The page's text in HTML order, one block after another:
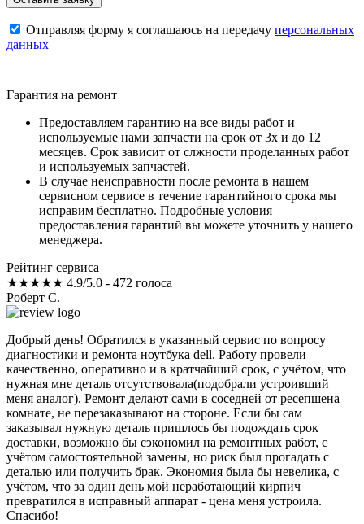
Отправляя форму я соглашаюсь на передачу персональных
данных
Гарантия на ремонт
Предоставляем гарантию на все виды работ и
используемые нами запчасти на срок от 3х и до 12
месяцев. Срок зависит от слжности проделанных работ
и используемых запчастей.
В случае неисправности после ремонта в нашем
сервисном сервисе в течение гарантийного срока мы
исправим бесплатно. Подробные условия
предоставления гарантий вы можете уточнить у нашего
менеджера.
Рейтинг сервиса
★★★★★ 4.9/5.0 - 472 голоса
Роберт С.
Добрый день! Обратился в указанный сервис по вопросу
диагностики и ремонта ноутбука dell. Работу провели
качественно, оперативно и в кратчайший срок, с учётом, что
нужная мне деталь отсутствовала(подобрали устроивший
меня аналог). Ремонт делают сами в соседней от ресепшена
комнате, не перезаказывают на стороне. Если бы сам
заказывал нужную деталь пришлось бы подождать срок
доставки, возможно бы сэкономил на ремонтных работ, с
учётом самостоятельной замены, но риск был прогадать с
деталью или получить брак. Экономия была бы невелика, с
учётом, что за один день мой неработающий кирпич
превратился в исправный аппарат - цена меня устроила.
Спасибо!